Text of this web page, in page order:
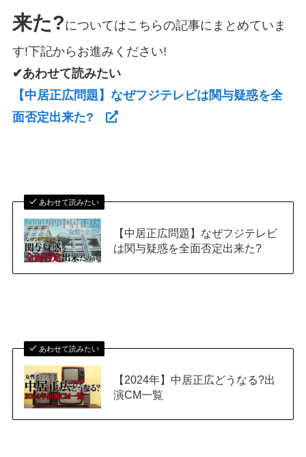
来た?についてはこちらの記事にまとめていま
す!下記からお進みください!
✔あわせて読みたい
【中居正広問題】なぜフジテレビは関与疑惑を全
面否定出来た?
あわせて読みたい
【中居正広問題】なぜフジテレビ
は関与疑惑を全面否定出来た?
あわせて読みたい
【2024年】中居正広どうなる?出
演CM一覧